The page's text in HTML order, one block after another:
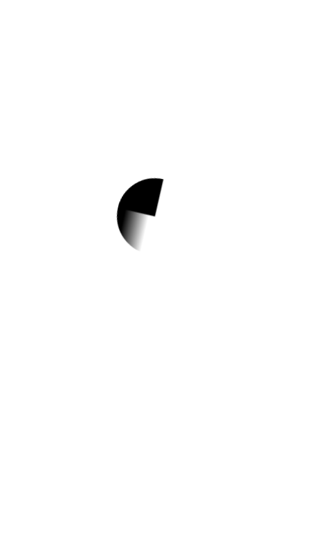
적의도서관 연계 프
로그램 < 내 인생이
녹아있는 글쓰기>